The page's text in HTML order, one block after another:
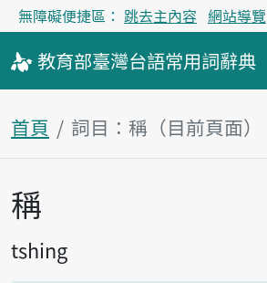
無障礙便捷區： 跳去主內容 網站導覽
教育部臺灣台語常用詞辭典
首頁 詞目：稱（目前頁面）
主內容區塊
稱
tshing